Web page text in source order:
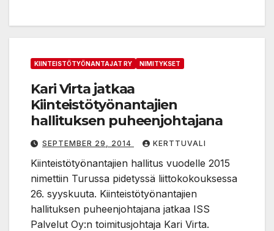
KIINTEISTÖTYÖNANTAJAT RY NIMITYKSET
Kari Virta jatkaa
Kiinteistötyönantajien
hallituksen puheenjohtajana
SEPTEMBER 29, 2014 KERTTUVALI
Kiinteistötyönantajien hallitus vuodelle 2015
nimettiin Turussa pidetyssä liittokokouksessa
26. syyskuuta. Kiinteistötyönantajien
hallituksen puheenjohtajana jatkaa ISS
Palvelut Oy:n toimitusjohtaja Kari Virta.